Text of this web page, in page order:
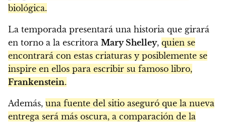
biológica.
La temporada presentará una historia que girará
en torno a la escritora Mary Shelley, quien se
encontrará con estas criaturas y posiblemente se
inspire en ellos para escribir su famoso libro,
Frankenstein.
Además, una fuente del sitio aseguró que la nueva
entrega será más oscura, a comparación de la